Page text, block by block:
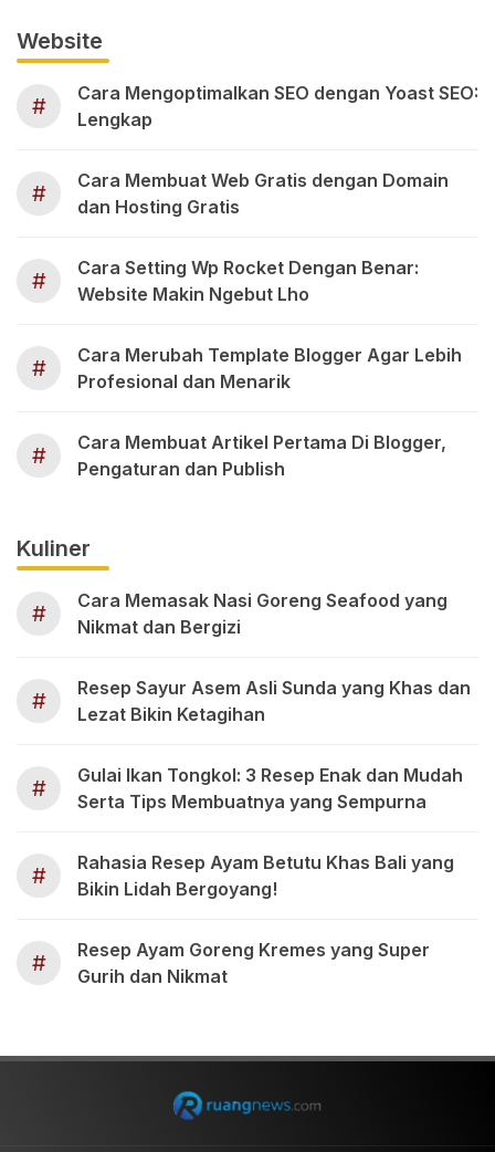
Website
#
Cara Mengoptimalkan SEO dengan Yoast SEO:
Lengkap
#
Cara Membuat Web Gratis dengan Domain
dan Hosting Gratis
#
Cara Setting Wp Rocket Dengan Benar:
Website Makin Ngebut Lho
#
Cara Merubah Template Blogger Agar Lebih
Profesional dan Menarik
#
Cara Membuat Artikel Pertama Di Blogger,
Pengaturan dan Publish
Kuliner
#
Cara Memasak Nasi Goreng Seafood yang
Nikmat dan Bergizi
#
Resep Sayur Asem Asli Sunda yang Khas dan
Lezat Bikin Ketagihan
#
Gulai Ikan Tongkol: 3 Resep Enak dan Mudah
Serta Tips Membuatnya yang Sempurna
#
Rahasia Resep Ayam Betutu Khas Bali yang
Bikin Lidah Bergoyang!
#
Resep Ayam Goreng Kremes yang Super
Gurih dan Nikmat